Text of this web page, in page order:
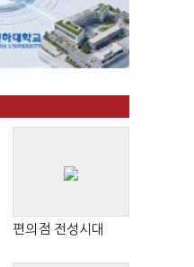
편의점 전성시대